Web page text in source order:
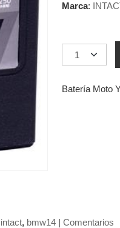
Marca:
Batería Moto
intact bmw14 | Comentarios